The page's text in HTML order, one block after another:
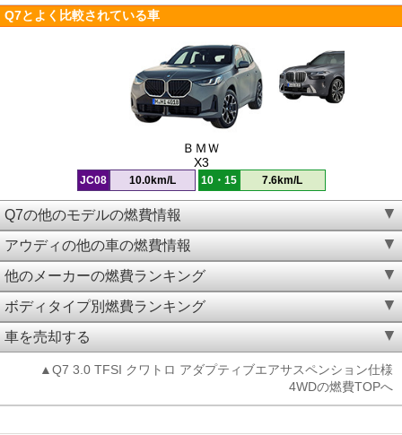
Q7とよく比較されている車
ＢＭＷ
X3
JC08 10.0km/L 10・15 7.6km/L
Q7の他のモデルの燃費情報
アウディの他の車の燃費情報
他のメーカーの燃費ランキング
ボディタイプ別燃費ランキング
車を売却する
▲Q7 3.0 TFSI クワトロ アダプティブエアサスペンション仕様
4WDの燃費TOPへ